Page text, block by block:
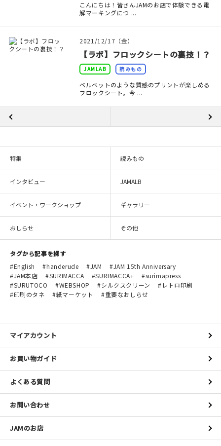
こんにちは！皆さんJAMのお店で体験できる電
解マーキングにつ ...
2021/12/17（金）
【ラボ】フロックシートの裏技！？
JAMLAB 読みもの
ベルベットのような質感のプリントが楽しめる
フロックシート。今 ...
特集 読みもの
インタビュー JAMALB
イベント・ワークショップ ギャラリー
おしらせ その他
タグから記事を探す
English
handerude JAM
JAM 15th Anniversary
JAM本店
SURIMACCA SURIMACCA+
surimapress
SURUTOCO
WEBSHOP シルクスクリーン
レトロ印刷
印刷のタネ
紙マーケット 重要なおしらせ
マイアカウント
お買い物ガイド
よくある質問
お問い合わせ
JAMのお店